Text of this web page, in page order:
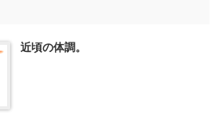
近頃の体調。